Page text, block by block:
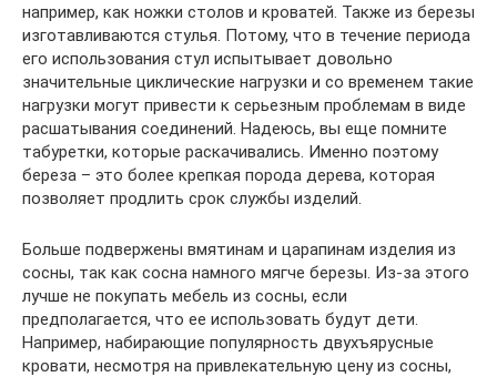
например, как ножки столов и кроватей. Также из березы
изготавливаются стулья. Потому, что в течение периода
его использования стул испытывает довольно
значительные циклические нагрузки и со временем такие
нагрузки могут привести к серьезным проблемам в виде
расшатывания соединений. Надеюсь, вы еще помните
табуретки, которые раскачивались. Именно поэтому
береза – это более крепкая порода дерева, которая
позволяет продлить срок службы изделий.
Больше подвержены вмятинам и царапинам изделия из
сосны, так как сосна намного мягче березы. Из-за этого
лучше не покупать мебель из сосны, если
предполагается, что ее использовать будут дети.
Например, набирающие популярность двухъярусные
кровати, несмотря на привлекательную цену из сосны,